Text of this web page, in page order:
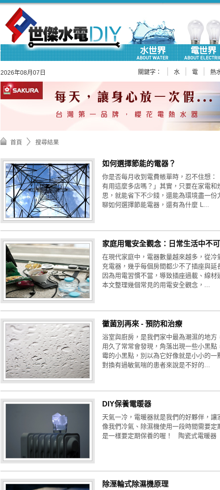
2026年08月07日 關鍵字： 水 電 熱
首頁 搜尋結果
如何選擇節能的電器？
你是否每月收到電費帳單時，忍不住想：
有用這麼多店嗎？」其實，只要在家電和
思，就能省下不少錢，還能為環境盡一份
聊如何選擇節能電器，還有為什麼 L...
家庭用電安全觀念：日常生活中不
在現代家庭中，電器數量越來越多，從冷
充電器，幾乎每個房間都少不了插座與延
因為用電習慣不當，導致插座過載、線材
本文整理幾個常見的用電安全觀念，...
黴菌別再來 - 預防和治療
浴室與廚房，是我們家中最為潮濕的地方
用久了常常會發現，角落出現一些小黑點
霉的小黑點，別以為它好像就是小小的一
對換有過敏氣喘的患者來說是不好的...
DIY保養電暖器
天氣一冷，電暖器就是我們的好夥伴，讓
像我們冷氣、除濕機使用一段時間需要定
是一樣要定期保養的喔！ 陶瓷式電暖
除溼輪式除濕機原理